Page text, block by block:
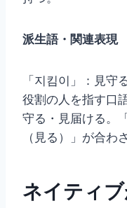
派生語・関連表現
「지킴이」：見守
役割の人を指す口
守る・見届ける。
（見る）」が合わ
ネイティ